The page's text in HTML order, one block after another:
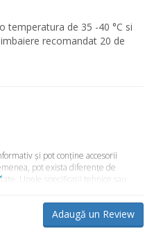
temperatura de 35 -40 °C si
recomandat 20 de
şi pot conţine accesorii
pot exista diferenţe de
Unele specificaţii tehnice sau
prezente în magazinul
disponibil.Adaugă un Review